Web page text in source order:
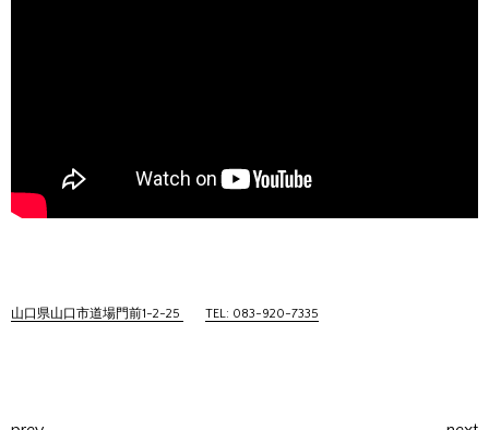
山口県山口市道場門前1-2-25 TEL: 083-920-7335